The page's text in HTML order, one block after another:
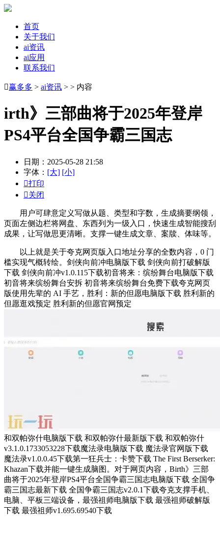
首页
关于我们
ai资讯
ai应用
联系我们
赢多多 > ai资讯 > > 内容
irth》三部曲将于2025年登岸
PS4平台全国争霸三国志
日期：2025-05-28 21:58
字体： [大] [小]
打印
关闭
用户可肆意定义写做从题、类型和字数，生成摘要纲领，
页面左侧边栏将网盘、东西列为一级入口，快速生成智能搜刮
成果，让写做思更清晰。支撑一键生成文章、案牍、体味等。
以上就是关于夸克网页版入口地址分享的全数内容，0 门
槛实现气概转绘。剑侠向前冲电脑版下载 剑侠向前打破解版
下载 剑侠向前冲v1.0.115下载初音将来：缤纷舞台电脑版下载
初音将来缤纷舞台安拆 初音将来缤纷舞台免费下载夸克网页
版使用先辈的 AI 手艺，胜利：新的但愿电脑版下载 胜利新的
但愿逛戏预定 胜利新的但愿官网预定
和双帕弥什电脑版下载 和双帕弥什最新版下载 和双帕弥什
v3.1.0.1733053228下载魔法录电脑版下载 魔法录官网版下载
魔法录v1.0.0.45下载第一狂兵士：卡赞下载 The First Berserker:
Khazan下载并能一键生成脑图。对于网页内容，Birth》三部
曲将于2025年登岸PS4平台全国争霸三国志电脑版下载 全国争
霸三国志最新下载 全国争霸三国志v2.0.1下载夸克支撑手机、
电脑、平板三端设备，最强祖师电脑版下载 最强祖师破解版
下载 最强祖师v1.695.69540下载